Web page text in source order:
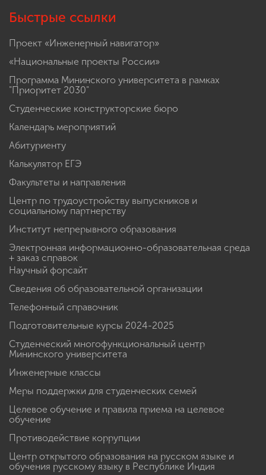
Быстрые ссылки
Проект «Инженерный навигатор»
«Национальные проекты России»
Программа Мининского университета в рамках
"Приоритет 2030"
Студенческие конструкторские бюро
Календарь мероприятий
Абитуриенту
Калькулятор ЕГЭ
Факультеты и направления
Центр по трудоустройству выпускников и
социальному партнерству
Институт непрерывного образования
Электронная информационно-образовательная среда
+ заказ справок
Научный форсайт
Сведения об образовательной организации
Телефонный справочник
Подготовительные курсы 2024-2025
Студенческий многофункциональный центр
Мининского университета
Инженерные классы
Меры поддержки для студенческих семей
Целевое обучение и правила приема на целевое
обучение
Противодействие коррупции
Центр открытого образования на русском языке и
обучения русскому языку в Республике Индия